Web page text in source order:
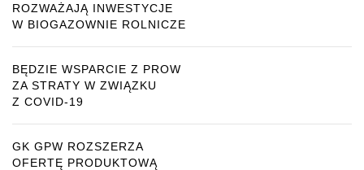
ROZWAŻAJĄ INWESTYCJE
W BIOGAZOWNIE ROLNICZE
BĘDZIE WSPARCIE Z PROW
ZA STRATY W ZWIĄZKU
Z COVID-19
GK GPW ROZSZERZA
OFERTĘ PRODUKTOWĄ